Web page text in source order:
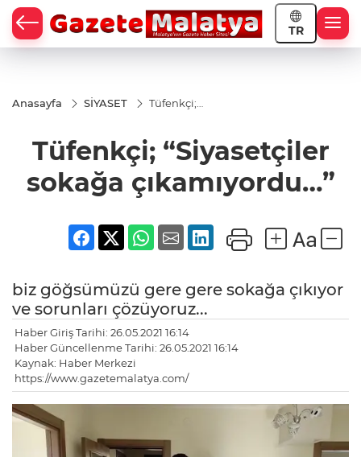
TR
Anasayfa SİYASET
Tüfenkçi;
çıkamıyordu…”
Tüfenkçi; “Siyasetçiler
sokağa çıkamıyordu…”
biz göğsümüzü gere gere sokağa çıkıyor
ve sorunları çözüyoruz...
Haber Giriş Tarihi: 26.05.2021 16:14
Haber Güncellenme Tarihi: 26.05.2021 16:14
Kaynak: Haber Merkezi
https://www.gazetemalatya.com/